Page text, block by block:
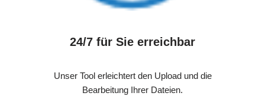
24/7 für Sie erreichbar
Unser Tool erleichtert den Upload und die
Bearbeitung Ihrer Dateien.